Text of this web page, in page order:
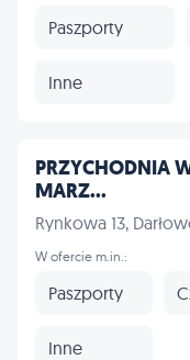
Paszporty
Inne
PRZYCHODNIA
MARZ...
Rynkowa 13,
W ofercie m.in.:
Paszporty
Inne